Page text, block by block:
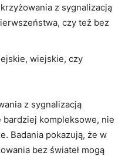
z sygnalizacją
czy też bez
wiejskie, czy
z sygnalizacją
bardziej kompleksowe, nie
Badania pokazują, że w
bez świateł mogą